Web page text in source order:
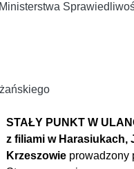
STAŁY PUNKT W
z filiami w Harasiukach,
Krzeszowie prowadzony